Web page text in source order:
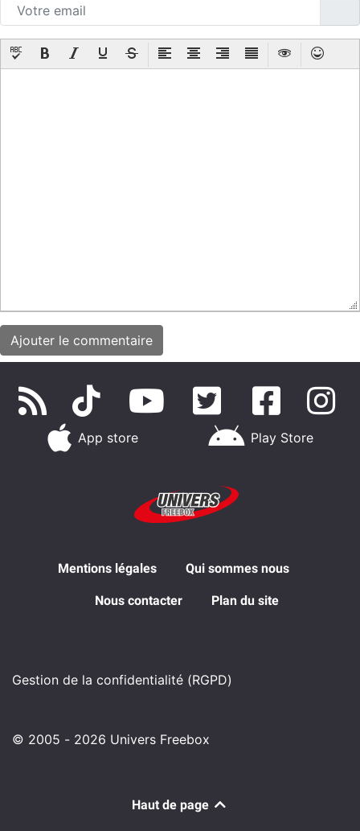
App store Play Store
Mentions légales Qui sommes nous
Nous contacter Plan du site
Gestion de la confidentialité (RGPD)
© 2005 - 2026 Univers Freebox
Haut de page